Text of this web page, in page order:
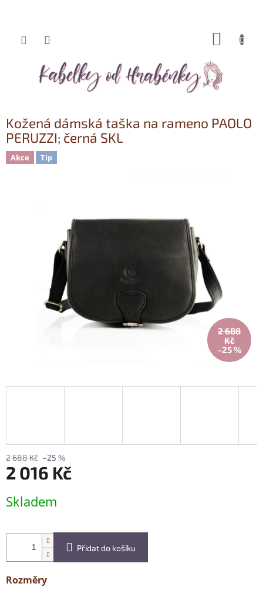
Přejít
Kožená dámská taška na rameno PAOLO
PERUZZI; černá SKL
Akce Tip
2 688
Kč
–25 %
2 688 Kč –25 %
2 016 Kč
cena:
Skladem
Přidat do košíku
Rozměry